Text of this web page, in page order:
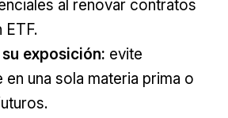
al renovar contratos
ETF.
exposición: evite
una sola materia prima o